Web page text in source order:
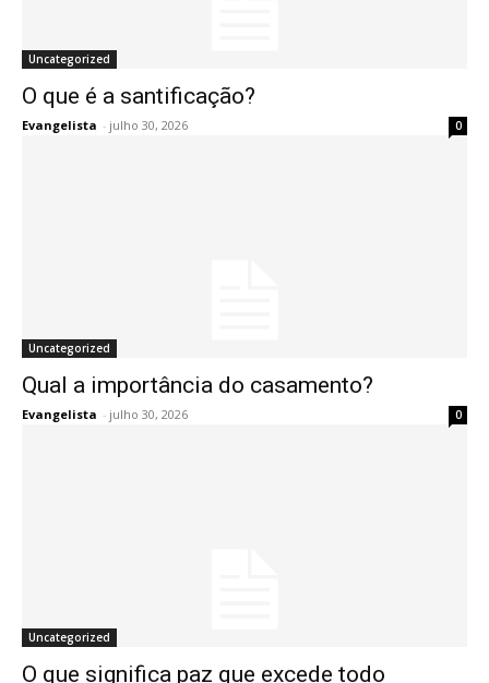
Uncategorized
O que é a santificação?
Evangelista - julho 30, 2026 0
Uncategorized
Qual a importância do casamento?
Evangelista - julho 30, 2026 0
Uncategorized
O que significa paz que excede todo